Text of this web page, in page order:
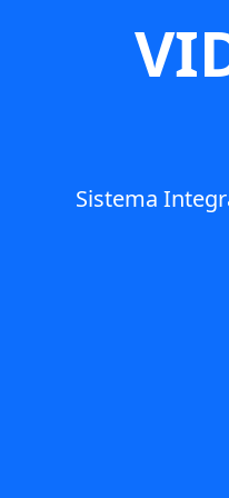
Sistema